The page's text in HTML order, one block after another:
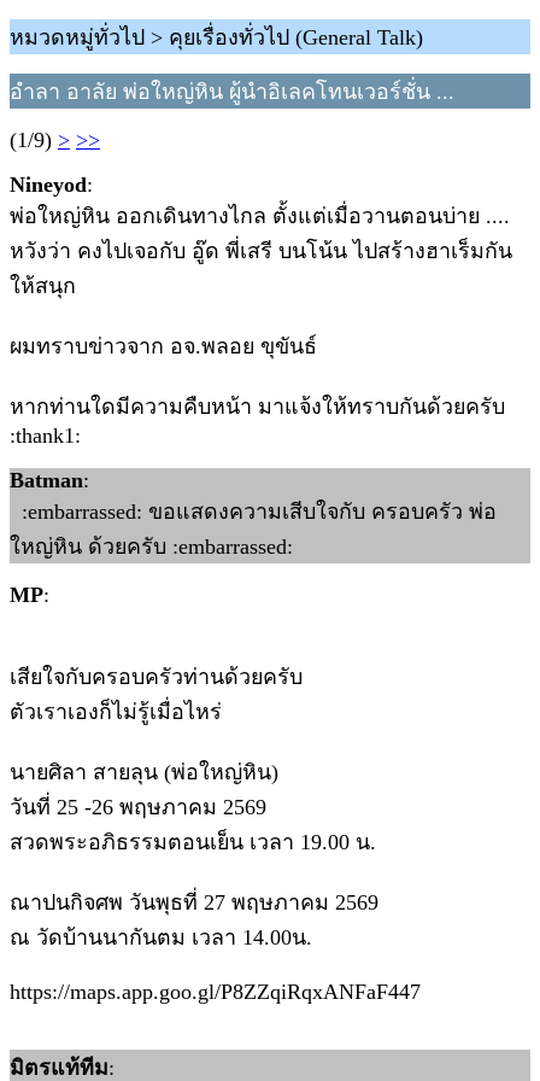
หมวดหมู่ทั่วไป > คุยเรื่องทั่วไป (General Talk)
อำลา อาลัย พ่อใหญ่หิน ผู้นำอิเลคโทนเวอร์ชั่น ...
(1/9) > >>
Nineyod:
พ่อใหญ่หิน ออกเดินทางไกล ตั้งแต่เมื่อวานตอนบ่าย ....
หวังว่า คงไปเจอกับ อู๊ด พี่เสรี บนโน้น ไปสร้างฮาเร็มกัน
ให้สนุก
ผมทราบข่าวจาก อจ.พลอย ขุขันธ์
หากท่านใดมีความคืบหน้า มาแจ้งให้ทราบกันด้วยครับ
:thank1:
Batman:
:embarrassed: ขอแสดงความเสีบใจกับ ครอบครัว พ่อ
ใหญ่หิน ด้วยครับ :embarrassed:
MP:
เสียใจกับครอบครัวท่านด้วยครับ
ตัวเราเองก็ไม่รู้เมื่อไหร่
นายศิลา สายลุน (พ่อใหญ่หิน)
วันที่ 25 -26 พฤษภาคม 2569
สวดพระอภิธรรมตอนเย็น เวลา 19.00 น.
ณาปนกิจศพ วันพุธที่ 27 พฤษภาคม 2569
ณ วัดบ้านนากันตม เวลา 14.00น.
https://maps.app.goo.gl/P8ZZqiRqxANFaF447
มิตรแท้ทีม: